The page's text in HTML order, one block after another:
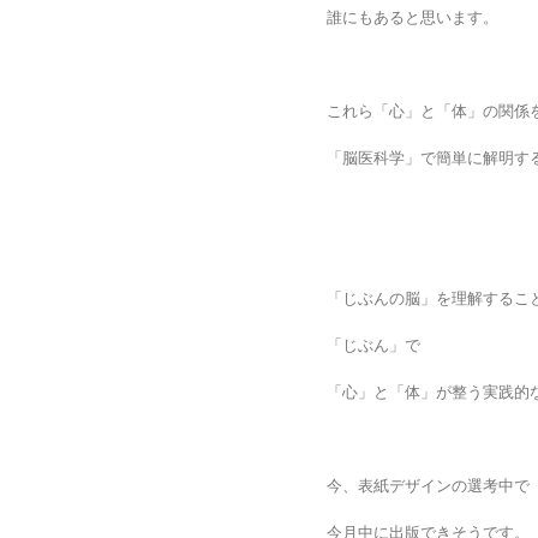
誰にもあると思います。
これら「心」と「体」の関係
「脳医科学」で簡単に解明
「じぶんの脳」を理解するこ
「じぶん」で
「心」と「体」が整う実践的
今、表紙デザインの選考中で
今月中に出版できそうです。